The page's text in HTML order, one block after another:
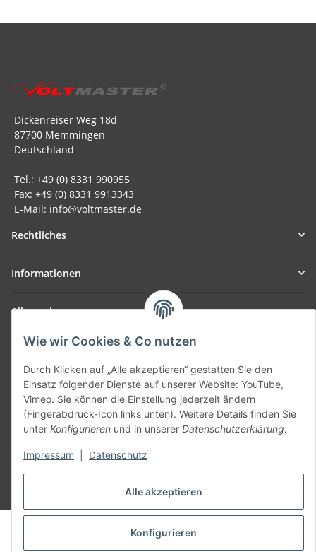
Alle akzeptieren
Konfigurieren
Wie wir Cookies & Co nutzen
Durch Klicken auf „Alle akzeptieren“ gestatten Sie den
Einsatz folgender Dienste auf unserer Website: YouTube,
Vimeo. Sie können die Einstellung jederzeit ändern
(Fingerabdruck-Icon links unten). Weitere Details finden Sie
unter Konfigurieren und in unserer Datenschutzerklärung.
Impressum Datenschutz
Dickenreiser Weg 18d
87700 Memmingen
Deutschland
Tel.: +49 (0) 8331 990955
Fax: +49 (0) 8331 9913343
E-Mail: info@voltmaster.de
Rechtliches
Informationen
Allgemein
Teil unseres Netzwerks:
SmoliTec - Safety. Simplified. Worldwide. ( B2B Shop )
Vertrag widerrufen
* Alle Preise inkl. gesetzlicher USt., zzgl.Versand
© voltmaster.de
Powered byJTL-Shop